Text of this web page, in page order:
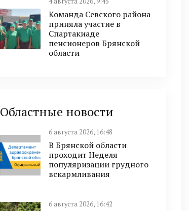
Команда Севского района
приняла участие в
Спартакиаде
пенсионеров Брянской
области
Областные новости
6 августа 2026, 16:48
В Брянской области
проходит Неделя
популяризации грудного
вскармливания
6 августа 2026, 16:42